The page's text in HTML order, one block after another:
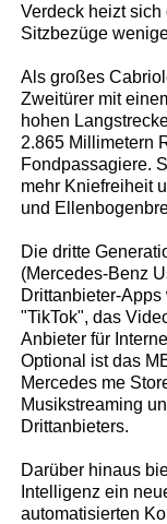
Verdeck heizt
Sitzbezüge
Als großes
Zweitürer mit
hohen
2.865 Millimetern
Fondpassagiere.
mehr Kniefreiheit
und
Die dritte
(Mercedes-Benz
Drittanbieter-
"TikTok", das
Anbieter für
Optional ist das
Mercedes me
Musikstreaming
Drittanbieters.
Darüber hinaus
Intelligenz ein
automatisierten